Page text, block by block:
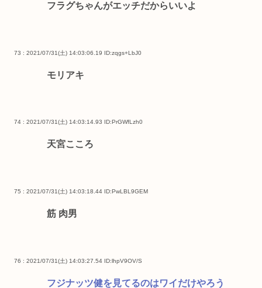
フラグちゃんがエッチだからいいよ
73 : 2021/07/31(土) 14:03:06.19 ID:zqgs+LbJ0
モリアキ
74 : 2021/07/31(土) 14:03:14.93 ID:PrGWfLzh0
天宮こころ
75 : 2021/07/31(土) 14:03:18.44 ID:PwLBL9GEM
筋 肉男
76 : 2021/07/31(土) 14:03:27.54 ID:lhpV9OV/S
フジナッツ健を見てるのはワイだけやろう